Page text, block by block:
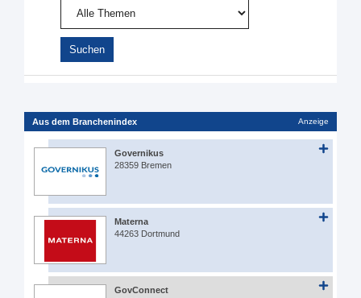
Aus dem Branchenindex Anzeige
Governikus
28359 Bremen
Materna
44263 Dortmund
GovConnect